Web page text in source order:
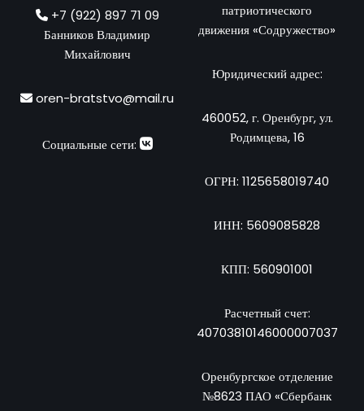
+7 (922) 897 71 09
Банников Владимир
Михайлович
oren-bratstvo@mail.ru
Социальные сети:
патриотического
движения «Содружество»
Юридический адрес:
460052, г. Оренбург, ул.
Родимцева, 16
ОГРН: 1125658019740
ИНН: 5609085828
КПП: 560901001
Расчетный счет:
40703810146000007037
Оренбургское отделение
№8623 ПАО «Сбербанк